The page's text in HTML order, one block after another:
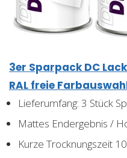
3er Sparpack DC
RAL freie
Lieferumfang: 3 Stück
Mattes Endergebnis /
Kurze Trocknungszeit